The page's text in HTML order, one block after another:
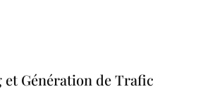
et Génération de Trafic